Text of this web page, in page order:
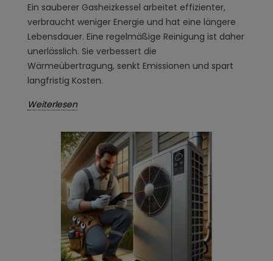
Ein sauberer Gasheizkessel arbeitet effizienter,
verbraucht weniger Energie und hat eine längere
Lebensdauer. Eine regelmäßige Reinigung ist daher
unerlässlich. Sie verbessert die
Wärmeübertragung, senkt Emissionen und spart
langfristig Kosten.
Weiterlesen